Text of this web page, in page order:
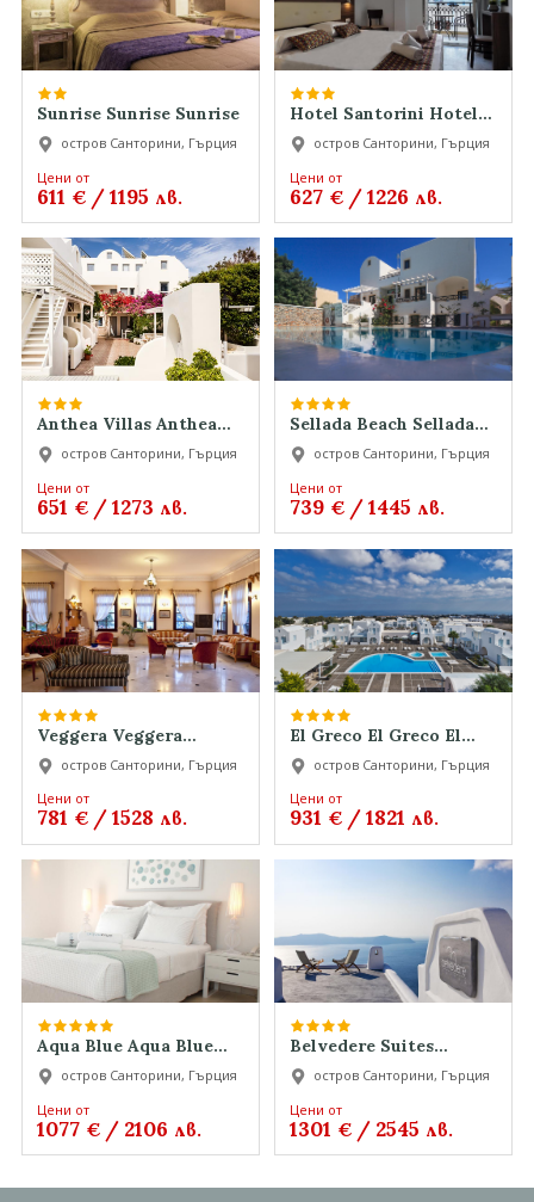
Sunrise Sunrise Sunrise
остров Санторини, Гърция
Цени от
611 €/1195 лв.
Hotel Santorini Hotel
Santorini Hotel
Santorini
остров Санторини, Гърция
Цени от
627 € /1226 лв.
Anthea Villas Anthea
Villas Anthea Villas
остров Санторини, Гърция
Цени от
651 €/1273 лв.
Sellada Beach Sellada
Beach Sellada Beach
остров Санторини, Гърция
Цени от
739 € /1445 лв.
Veggera Veggera
Veggera
остров Санторини, Гърция
Цени от
781 €/1528 лв.
El Greco El Greco El
Grecoостров Санторини, Гърция
Цени от
931 € /1821 лв.
Aqua Blue Aqua Blue
Aqua Blue
остров Санторини, Гърция
Цени от
1077 €/ 2106 лв.
Belvedere Suites
Belvedere Suites
Belvedere Suites
остров Санторини, Гърция
Цени от
1301 € / 2545 лв.